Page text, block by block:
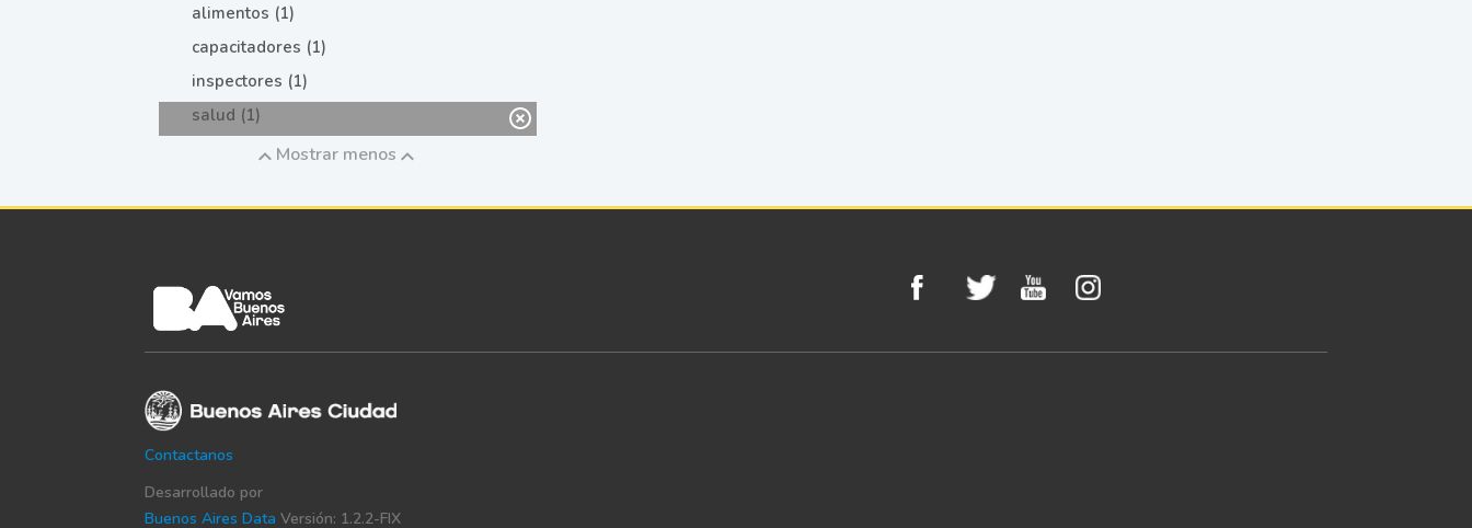
alimentos (1)
capacitadores (1)
inspectores (1)
salud (1)
Mostrar menos
Contactanos
Desarrollado por
Buenos Aires Data Versión: 1.2.2-FIX